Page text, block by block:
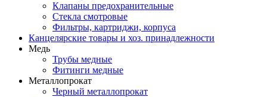
Клапаны предохранительные
Стекла смотровые
Фильтры, картриджи, корпуса
Канцелярские товары и хоз. принадлежности
Медь
Трубы медные
Фитинги медные
Металлопрокат
Черный металлопрокат